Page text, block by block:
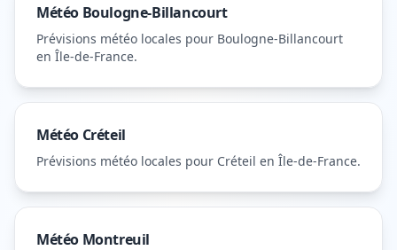
Météo Boulogne-Billancourt
Prévisions météo locales pour Boulogne-Billancourt
en Île-de-France.
Météo Créteil
Prévisions météo locales pour Créteil en Île-de-France.
Météo Montreuil